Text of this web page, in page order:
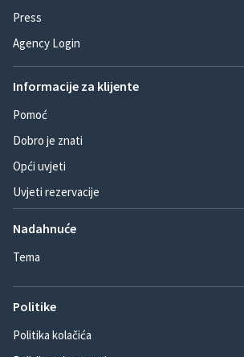
Press
Agency Login
Informacije za klijente
Pomoć
Dobro je znati
Opći uvjeti
Uvjeti rezervacije
Nadahnuće
Tema
Politike
Politika kolačića